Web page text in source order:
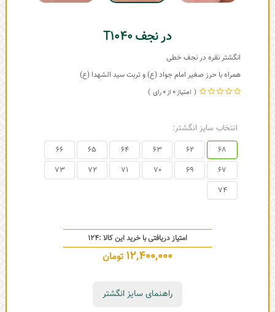
در نجف T1040
انگشتر نقره در نجف خطی
همراه با حرز صغیر امام جواد (ع) و تربت سید الشهدا (ع)
0
0
انتخاب سایز انگشتر:
68
62
63
64
65
66
67
69
70
71
72
73
74
امتیاز دریافتی با خرید این کالا :124
12,400,000 تومان
راهنمای سایز انگشتر